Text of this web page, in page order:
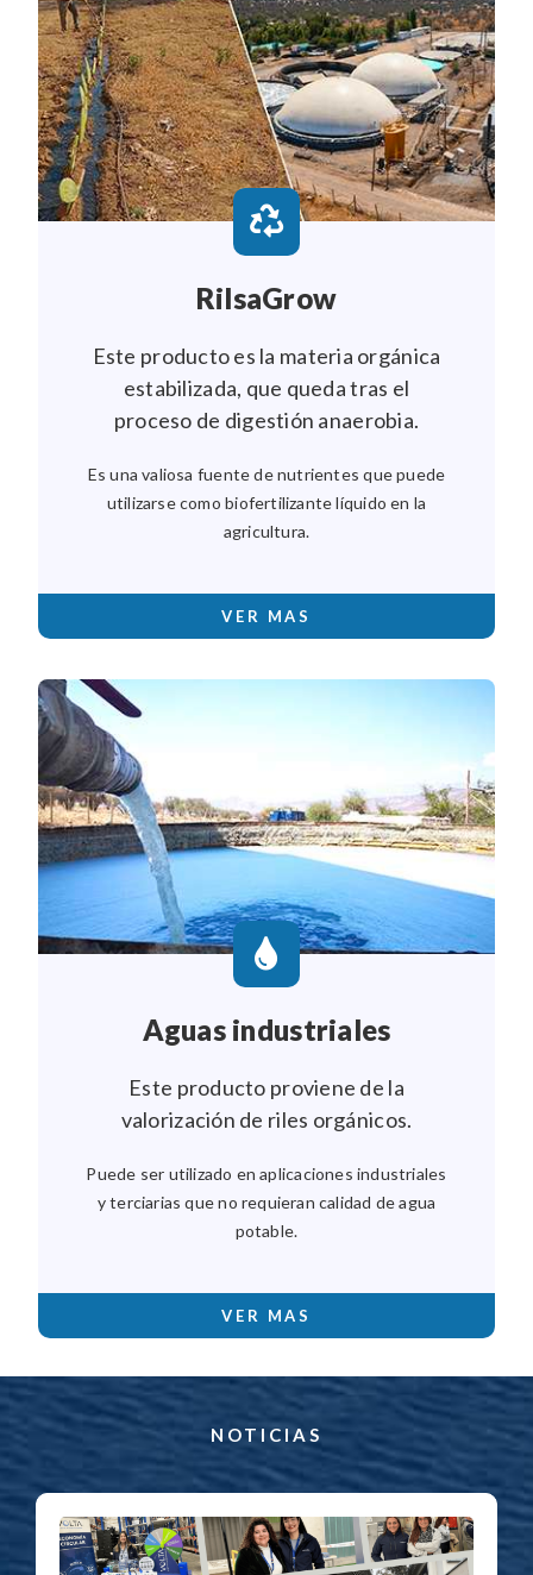
RilsaGrow
Este producto es la materia orgánica
estabilizada, que queda tras el
proceso de digestión anaerobia.
Es una valiosa fuente de nutrientes que puede
utilizarse como biofertilizante líquido en la
agricultura.
VER MAS
Aguas industriales
Este producto proviene de la
valorización de riles orgánicos.
Puede ser utilizado en aplicaciones industriales
y terciarias que no requieran calidad de agua
potable.
VER MAS
NOTICIAS